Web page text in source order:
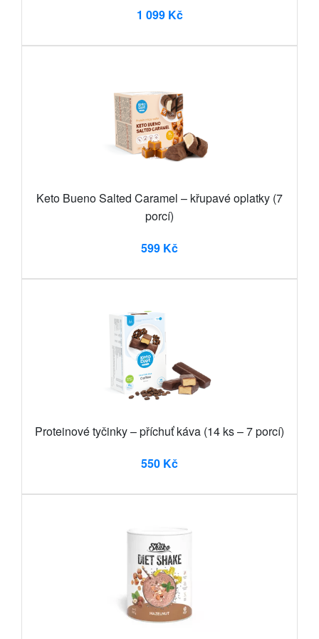
1 099 Kč
Keto Bueno Salted Caramel – křupavé oplatky (7
porcí)
599 Kč
Proteinové tyčinky – příchuť káva (14 ks – 7 porcí)
550 Kč